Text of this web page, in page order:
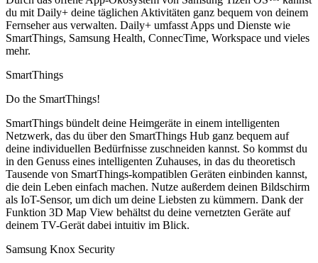
du mit Daily+ deine täglichen Aktivitäten ganz bequem von deinem
Fernseher aus verwalten. Daily+ umfasst Apps und Dienste wie
SmartThings, Samsung Health, ConnecTime, Workspace und vieles
mehr.
SmartThings
Do the SmartThings!
SmartThings bündelt deine Heimgeräte in einem intelligenten
Netzwerk, das du über den SmartThings Hub ganz bequem auf
deine individuellen Bedürfnisse zuschneiden kannst. So kommst du
in den Genuss eines intelligenten Zuhauses, in das du theoretisch
Tausende von SmartThings-kompatiblen Geräten einbinden kannst,
die dein Leben einfach machen. Nutze außerdem deinen Bildschirm
als IoT-Sensor, um dich um deine Liebsten zu kümmern. Dank der
Funktion 3D Map View behältst du deine vernetzten Geräte auf
deinem TV-Gerät dabei intuitiv im Blick.
Samsung Knox Security